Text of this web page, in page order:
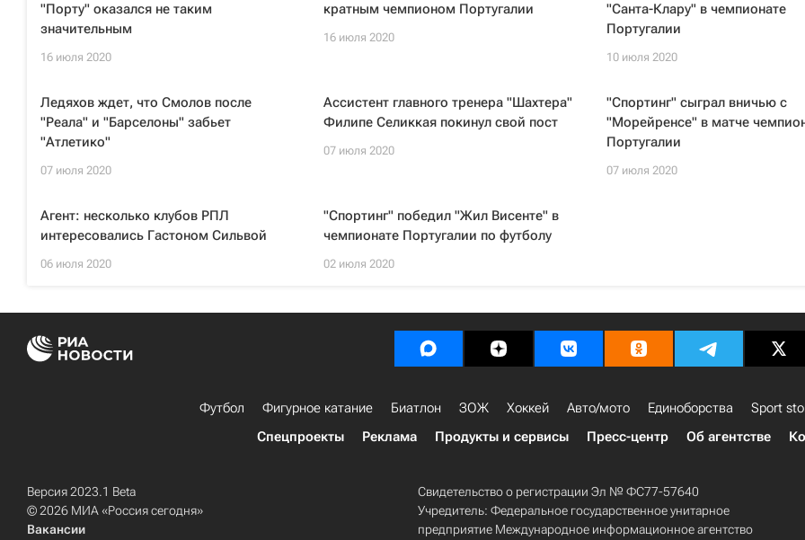
"Порту" оказался не таким
значительным
16 июля 2020
кратным чемпионом Португалии
16 июля 2020
"Санта-Клару" в чемпионате
Португалии
10 июля 2020
Ледяхов ждет, что Смолов после
"Реала" и "Барселоны" забьет
"Атлетико"
07 июля 2020
Ассистент главного тренера "Шахтера"
Филипе Селиккая покинул свой пост
07 июля 2020
"Спортинг" сыграл вничью с
"Морейренсе" в матче
Португалии
07 июля 2020
Агент: несколько клубов РПЛ
интересовались Гастоном Сильвой
06 июля 2020
"Спортинг" победил "Жил Висенте" в
чемпионате Португалии по футболу
02 июля 2020
Футбол Фигурное катание Биатлон ЗОЖ Хоккей Авто/мото Единоборства Sport
Спецпроекты
Реклама Продукты и сервисы Пресс-центр Об агентстве
Версия 2023.1 Beta
© 2026 МИА «Россия сегодня»
Вакансии
Свидетельство о регистрации Эл № ФС77-57640
Учредитель: Федеральное государственное унитарное
предприятие Международное информационное агентство